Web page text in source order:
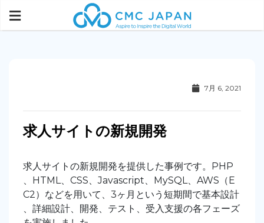
7月 6, 2021
求人サイトの新規開発
求人サイトの新規開発を提供した事例です。PHP
、HTML、CSS、Javascript、MySQL、AWS（E
C2）などを用いて、3ヶ月という短期間で基本設計
、詳細設計、開発、テスト、受入支援の各フェーズ